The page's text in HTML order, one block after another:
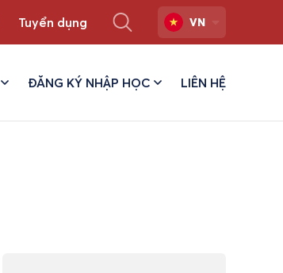
Tuyển dụng VN
ĐĂNG KÝ NHẬP HỌC LIÊN HỆ